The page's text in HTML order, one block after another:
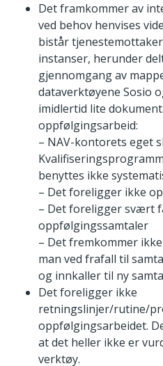
Det framkommer av
ved behov henvises
bistår
instanser, herunder
gjennomgang av
dataverktøyene Sosio
imidlertid lite
oppfølgingsarbeid:
– NAV-kontorets eget
benyttes ikke
– Det foreligger ikke
– Det foreligger svært
oppfølgingssamtaler
– Det fremkommer
man ved frafall til
og innkaller til ny
Det foreligger ikke
retningslinjer/rutine/
oppfølgingsarbeidet.
at det heller ikke er
verktøy.